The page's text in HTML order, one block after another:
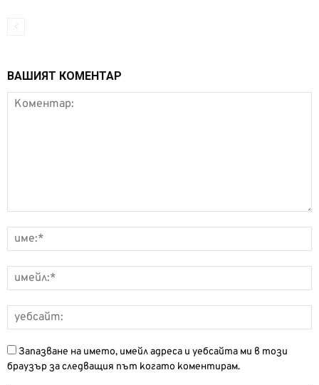
ВАШИЯТ КОМЕНТАР
Запазване на името, имейл адреса и уебсайта ми в този
браузър за следващия път когато коментирам.